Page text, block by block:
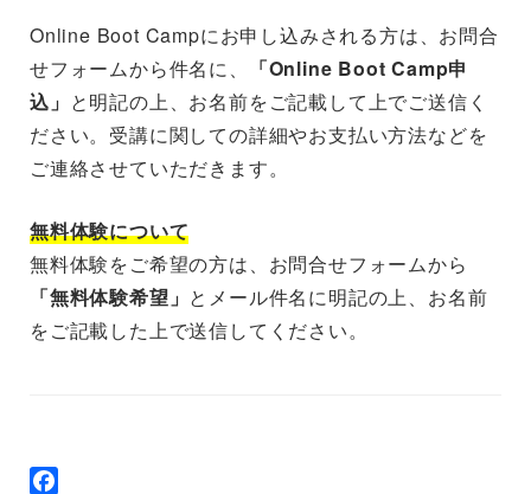
Online Boot Campにお申し込みされる方は、お問合
せフォームから件名に、
「Online Boot Camp申
込」 と明記の上、お名前をご記載して上でご送信く
ださい。受講に関しての詳細やお支払い方法などを
ご連絡させていただきます。
無料体験について
無料体験をご希望の方は、お問合せフォームから
「無料体験希望」 とメール件名に明記の上、お名前
をご記載した上で送信してください。